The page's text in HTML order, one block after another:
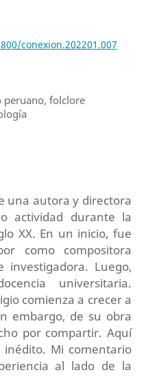
conexion.202201.007
peruano, folclore
una autora y directora
actividad durante la
XX. En un inicio, fue
como compositora
investigadora. Luego,
universitaria.
comienza a crecer a
embargo, de su obra
por compartir. Aquí
Mi comentario
al lado de la